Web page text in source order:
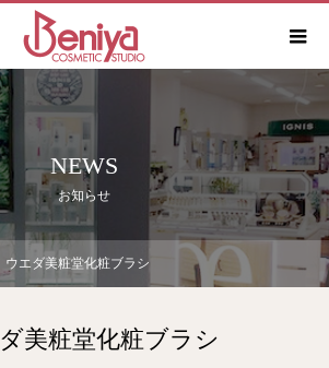
NEWS
お知らせ
ウエダ美粧堂化粧ブラシ
美粧堂化粧ブラシ